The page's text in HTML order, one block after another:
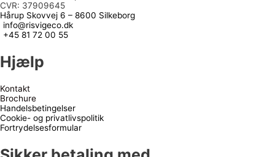
CVR: 37909645
Hårup Skovvej 6 – 8600 Silkeborg
info@risvigeco.dk
+45 81 72 00 55
Hjælp
Kontakt
Brochure
Handelsbetingelser
Cookie- og privatlivspolitik
Fortrydelsesformular